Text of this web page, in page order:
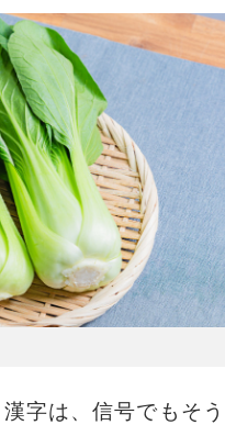
字は、信号でもそう